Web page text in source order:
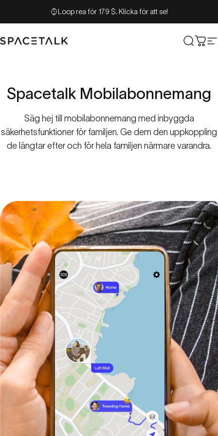
Loop rea för 179 $. Klicka för att se!
Spacetalk Sök
Spacetalk Mobilabonnemang
Säg hej till mobilabonnemang med inbyggda
säkerhetsfunktioner för familjen. Ge dem den uppkoppling
de längtar efter och för hela familjen närmare varandra.